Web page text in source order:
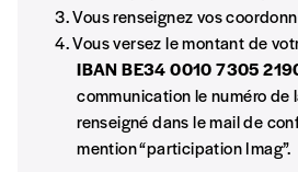
Par numéro
5€*
*Prix indicatif, frais de port inclus
fondements coloniaux de nos
reconnaissant la valeur des autres
pratiques communautaires et
marginalisées.
Comprendre collectivement
Vous renseignez vos
Vous versez le montant de
IBAN BE34 0010 7305
communication le numéro de
renseigné dans le mail de
mention “participation Imag”.